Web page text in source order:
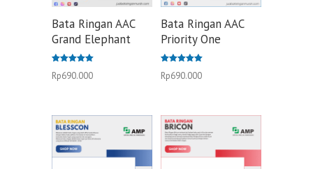
Bata Ringan AAC
Grand Elephant
5.00
Rp690.000
Bata Ringan AAC
Priority One
5.00
Rp690.000